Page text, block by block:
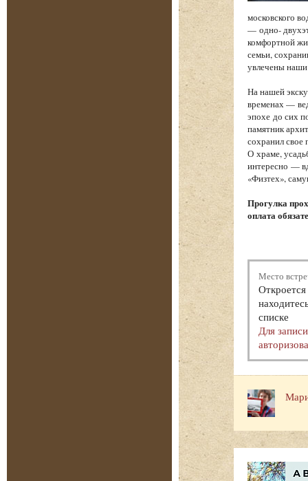
московского
— одно-
комфортной
семьи,
увлечены
На нашей
временах —
эпохе до сих
памятник
сохранил свое
О храме,
интересно —
«Физтех»,
Прогулка
оплата
Место
списке
Для